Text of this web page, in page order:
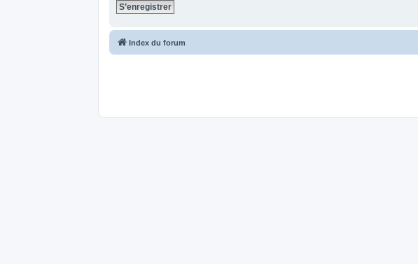
S’enregistrer
Index du forum